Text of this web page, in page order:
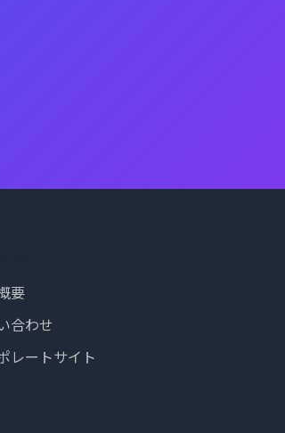
要
合わせ
レートサイト